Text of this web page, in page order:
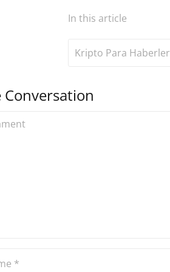
In this article
Kripto Para
Conversation